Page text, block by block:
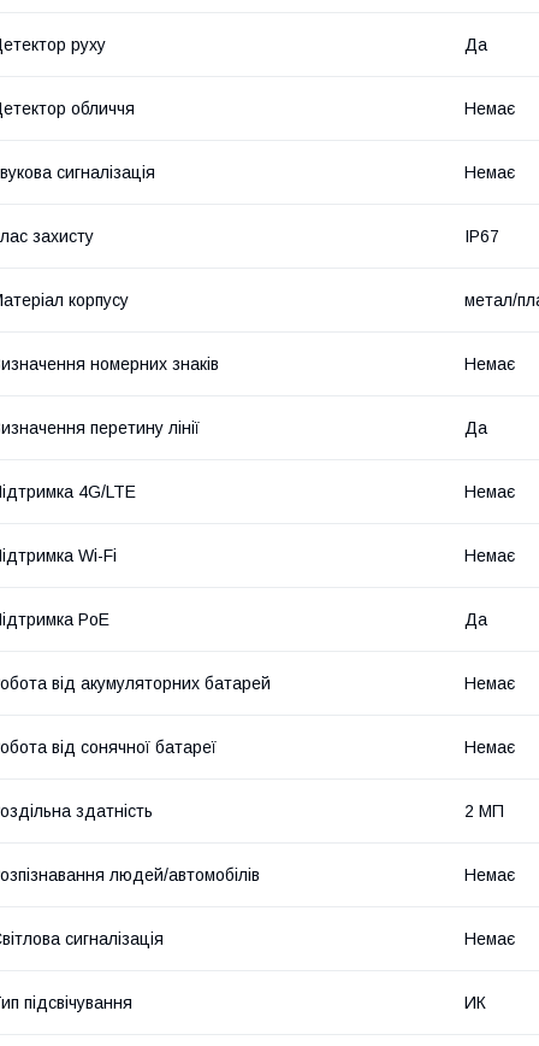
руху Да
обличчя Немає
сигналізація Немає
захисту IP67
корпусу метал/
номерних знаків Немає
перетину лінії Да
4G/LTE Немає
Wi-Fi Немає
PoE Да
від акумуляторних батарей Немає
від сонячної батареї Немає
здатність 2 МП
людей/автомобілів Немає
сигналізація Немає
підсвічування ИК